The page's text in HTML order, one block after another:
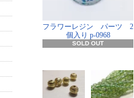
フラワーレジン パーツ 2
個入り p-0968
SOLD OUT